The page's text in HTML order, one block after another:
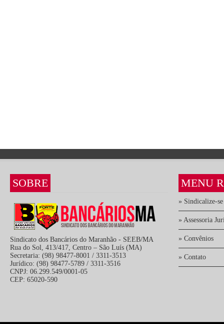
SOBRE
Sindicato dos Bancários do Maranhão - SEEB/MA
Rua do Sol, 413/417, Centro – São Luís (MA)
Secretaria: (98) 98477-8001 / 3311-3513
Jurídico: (98) 98477-5789 / 3311-3516
CNPJ: 06.299.549/0001-05
CEP: 65020-590
MENU
» Sindicalize-se
» Assessoria
» Convênios
» Contato